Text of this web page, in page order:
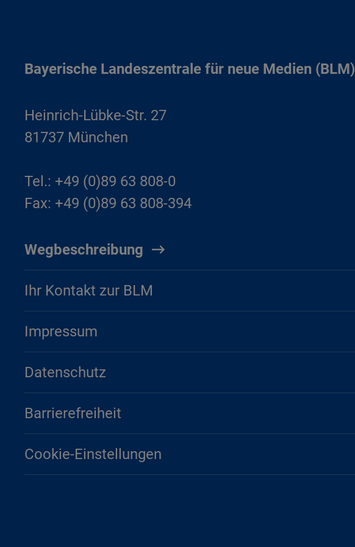
Bayerische Landeszentrale für neue Medien (BLM)
Heinrich-Lübke-Str. 27
81737 München
Tel.: +49 (0)89 63 808-0
Fax: +49 (0)89 63 808-394
Wegbeschreibung
Ihr Kontakt zur BLM
Impressum
Datenschutz
Barrierefreiheit
Cookie-Einstellungen